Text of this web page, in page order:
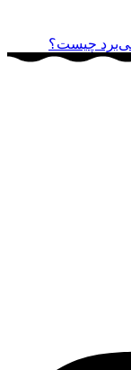
می‌برد چیست؟